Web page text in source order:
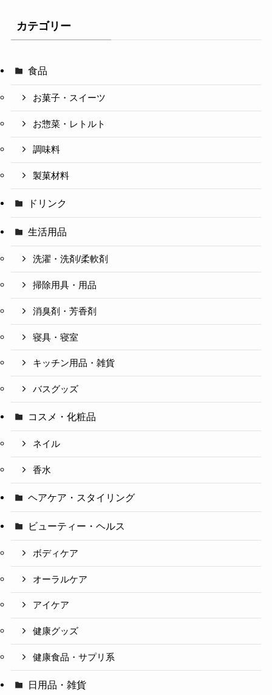
カテゴリー
食品
お菓子・スイーツ
お惣菜・レトルト
調味料
製菓材料
ドリンク
生活用品
洗濯・洗剤/柔軟剤
掃除用具・用品
消臭剤・芳香剤
寝具・寝室
キッチン用品・雑貨
バスグッズ
コスメ・化粧品
ネイル
香水
ヘアケア・スタイリング
ビューティー・ヘルス
ボディケア
オーラルケア
アイケア
健康グッズ
健康食品・サプリ系
日用品・雑貨